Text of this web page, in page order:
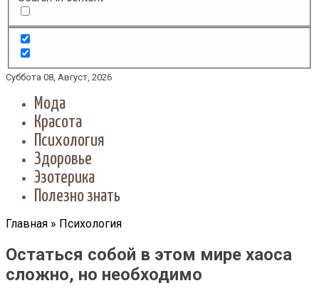
Суббота 08, Август, 2026
Мода
Красота
Психология
Здоровье
Эзотерика
Полезно знать
Главная » Психология
Остаться собой в этом мире хаоса
сложно, но необходимо